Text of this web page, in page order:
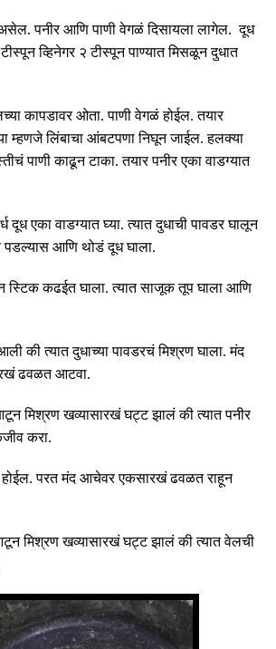
.पनीर आणि पाणी वेगळं दिसायला लागेल.दूध
व्हिनेगर २ टीस्पून पाण्यात मिसळून दुधात
कापडावर ओता.पाणी वेगळं होईल.तयार
म्हणजे लिंबाचा आंबटपणा निघून जाईल.हलक्या
पाणी काढून टाका.तयार पनीर एका वाडग्यात
दूध एका वाडग्यात घ्या.त्यात दुधाची पावडर घालून
आणि थोडं दूध घाला.
स्टिक कढईत घाला.त्यात साजूक तूप घाला आणि
की त्यात दुधाच्या पावडरचं मिश्रण घाला.मंद
ढवळत आटवा.
मिश्रण खव्यासारखं घट्ट झालं की त्यात पनीर
करा.
.परत मंद आचेवर एकसारखं ढवळत राहून
मिश्रण खव्यासारखं घट्ट झालं की त्यात वेलची